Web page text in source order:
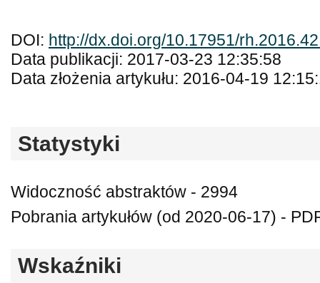
DOI: http://dx.doi.org/10.17951/
Data publikacji: 2017-03-23 12:35:58
Data złożenia artykułu: 2016-04-19
Statystyki
Widoczność abstraktów - 2994
Pobrania artykułów (od 2020-06-17) -
Wskaźniki